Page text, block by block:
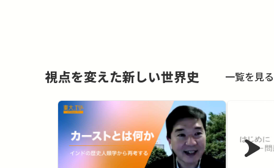
視点を変えた新しい世界史 一覧を見る